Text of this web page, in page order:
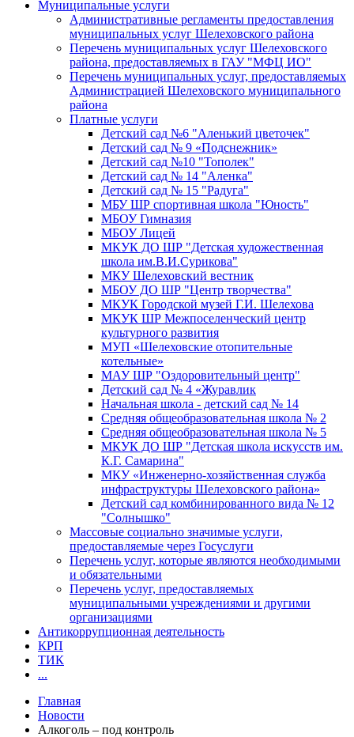
Муниципальные услуги
Административные регламенты предоставления
муниципальных услуг Шелеховского района
Перечень муниципальных услуг Шелеховского
района, предоставляемых в ГАУ "МФЦ ИО"
Перечень муниципальных услуг, предоставляемых
Администрацией Шелеховского муниципального
района
Платные услуги
Детский сад №6 "Аленький цветочек"
Детский сад № 9 «Подснежник»
Детский сад №10 "Тополек"
Детский сад № 14 "Аленка"
Детский сад № 15 "Радуга"
МБУ ШР спортивная школа "Юность"
МБОУ Гимназия
МБОУ Лицей
МКУК ДО ШР "Детская художественная
школа им.В.И.Сурикова"
МКУ Шелеховский вестник
МБОУ ДО ШР "Центр творчества"
МКУК Городской музей Г.И. Шелехова
МКУК ШР Межпоселенческий центр
культурного развития
МУП «Шелеховские отопительные
котельные»
МАУ ШР "Оздоровительный центр"
Детский сад № 4 «Журавлик
Начальная школа - детский сад № 14
Средняя общеобразовательная школа № 2
Средняя общеобразовательная школа № 5
МКУК ДО ШР "Детская школа искусств им.
К.Г. Самарина"
МКУ «Инженерно-хозяйственная служба
инфраструктуры Шелеховского района»
Детский сад комбинированного вида № 12
"Солнышко"
Массовые социально значимые услуги,
предоставляемые через Госуслуги
Перечень услуг, которые являются необходимыми
и обязательными
Перечень услуг, предоставляемых
муниципальными учреждениями и другими
организациями
Антикоррупционная деятельность
КРП
ТИК
...
Главная
Новости
Алкоголь – под контроль